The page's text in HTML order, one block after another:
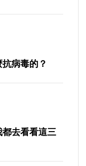
病毒的？
去看看這三